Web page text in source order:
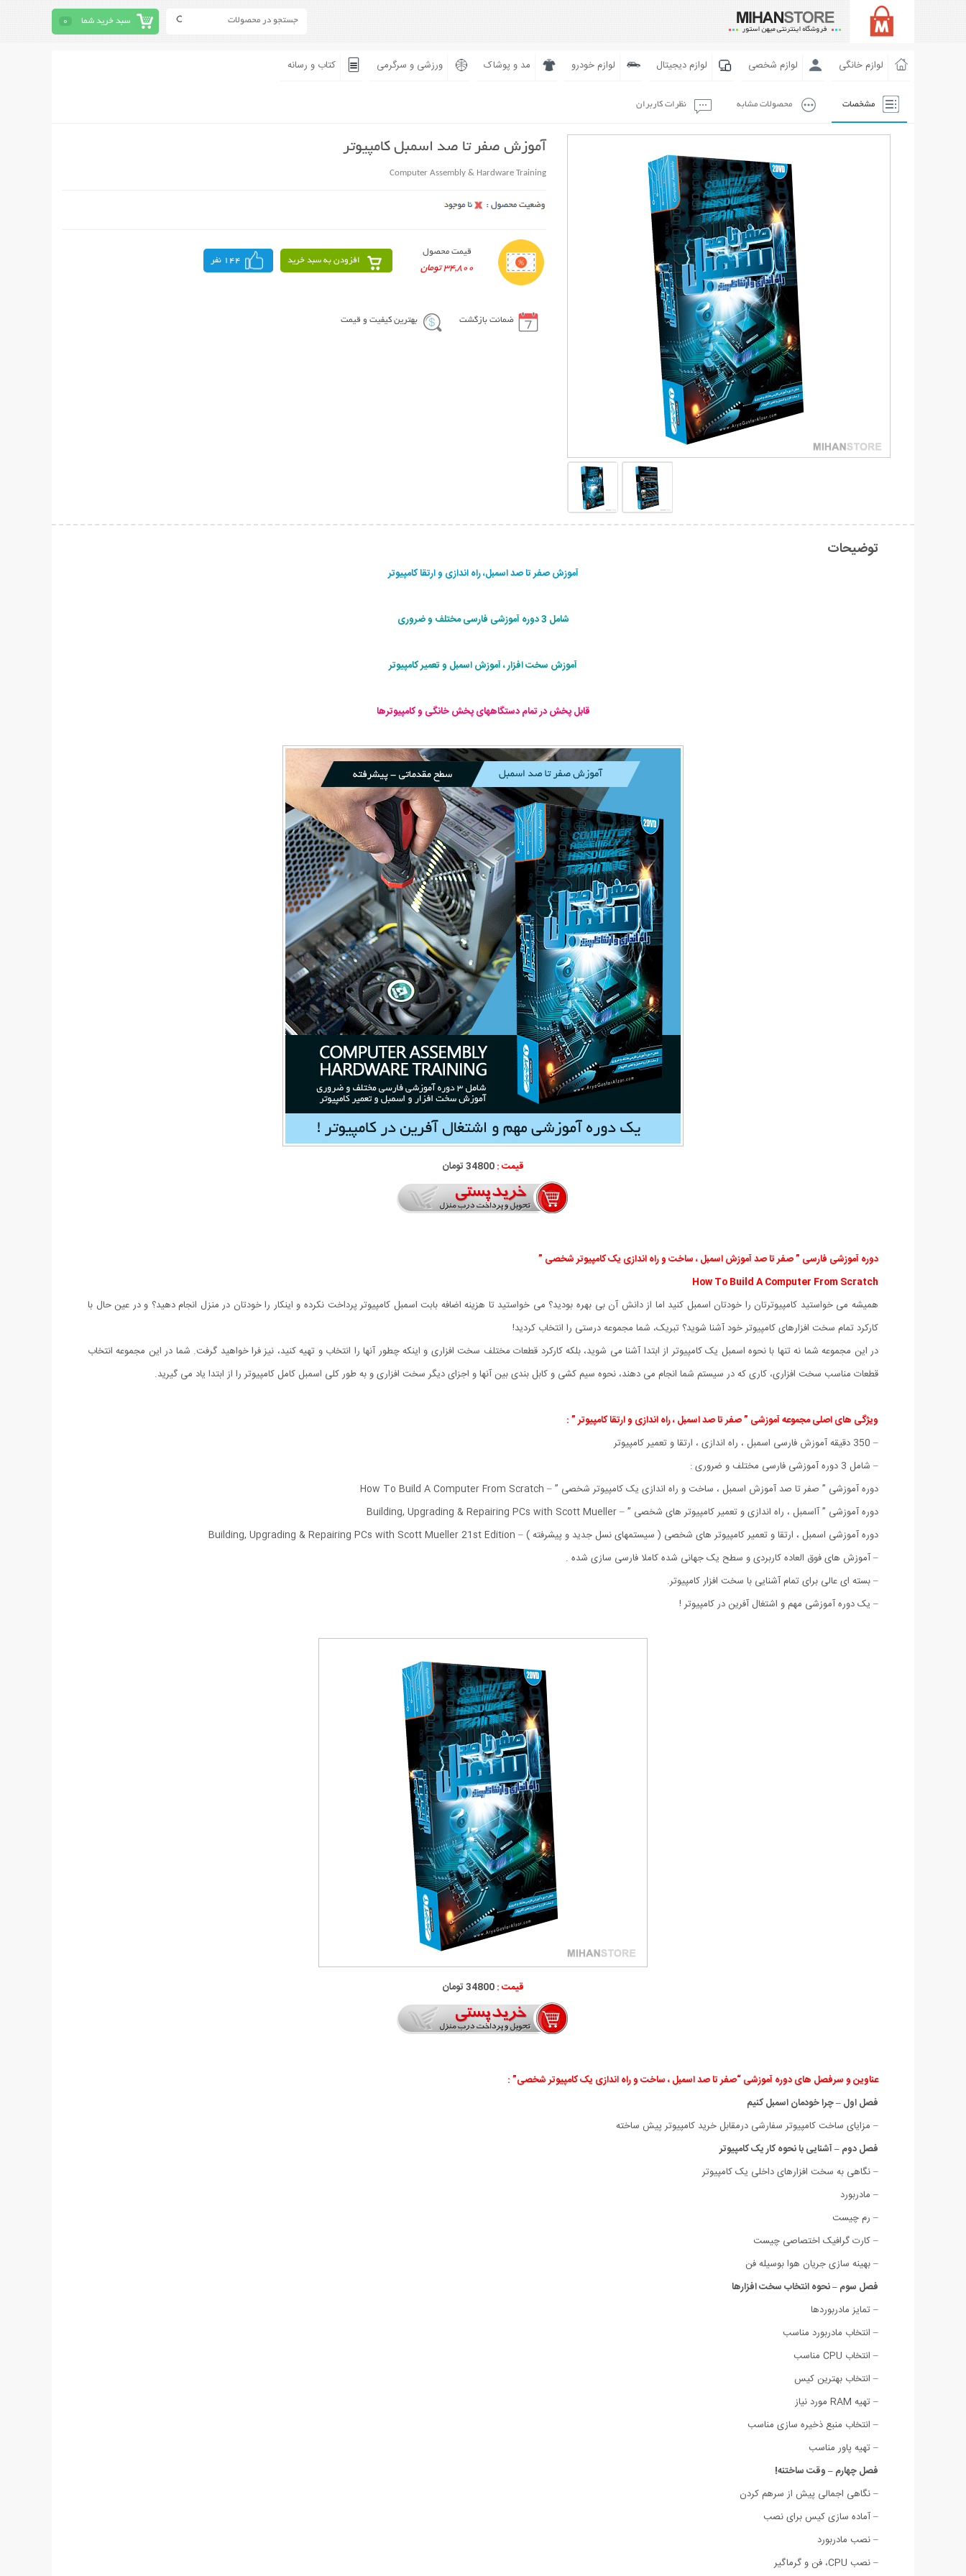
سبد خرید شما 0
لوازم خانگی لوازم شخصی لوازم دیجیتال لوازم خودرو مد و پوشاک ورزشی و سرگرمی کتاب و رسانه
مشخصات محصولات مشابه نظرات کاربران
آموزش صفر تا صد اسمبل کامپیوتر
Computer Assembly & Hardware Training
قیمت محصول
34,800 تومان
افزودن به سبد خرید 144 نفر
ضمانت بازگشت بهترین کیفیت و قیمت
توضیحات
آموزش صفر تا صد اسمبل، راه اندازی و ارتقا کامپیوتر
شامل 3 دوره آموزشی فارسی مختلف و ضروری
آموزش سخت افزار ، آموزش اسمبل و تعمیر کامپیوتر
قابل پخش در تمام دستگاههای پخش خانگی و کامپیوترها
قیمت :34800 تومان
دوره آموزشی فارسی ” صفر تا صد آموزش اسمبل ، ساخت و راه اندازی یک کامپیوتر شخصی ”
How To Build A Computer From Scratch
همیشه می خواستید کامپیوترتان را خودتان اسمبل کنید اما از دانش آن بی بهره بودید؟ می خواستید تا هزینه اضافه بابت اسمبل کامپیوتر پرداخت نکرده و اینکار را خودتان در منزل انجام دهید؟ و در عین حال با
کارکرد تمام سخت افزارهای کامپیوتر خود آشنا شوید؟ تبریک، شما مجموعه درستی را انتخاب کردید!
در این مجموعه شما نه تنها با نحوه اسمبل یک کامپیوتر از ابتدا آشنا می شوید، بلکه کارکرد قطعات مختلف سخت افزاری و اینکه چطور آنها را انتخاب و تهیه کنید، نیز فرا خواهید گرفت. شما در این مجموعه انتخاب
قطعات مناسب سخت افزاری، کاری که در سیستم شما انجام می دهند، نحوه سیم کشی و کابل بندی بین آنها و اجزای دیگر سخت افزاری و به طور کلی اسمبل کامل کامپیوتر را از ابتدا یاد می گیرید.
ویژگی های اصلی مجموعه آموزشی ” صفر تا صد اسمبل ، راه اندازی و ارتقا کامپیوتر ” :
– 350 دقیقه آموزش فارسی اسمبل ، راه اندازی ، ارتقا و تعمیر کامپیوتر
– شامل 3 دوره آموزشی فارسی مختلف و ضروری :
دوره آموزشی ” صفر تا صد آموزش اسمبل ، ساخت و راه اندازی یک کامپیوتر شخصی ” – How To Build A Computer From Scratch
دوره آموزشی ” آاسمبل ، راه اندازی و تعمیر کامپیوتر های شخصی ” – Building, Upgrading & Repairing PCs with Scott Mueller
دوره آموزشی اسمبل ، ارتقا و تعمیر کامپیوتر های شخصی ( سیستمهای نسل جدید و پیشرفته ) – Building, Upgrading & Repairing PCs with Scott Mueller 21st Edition
– آموزش های فوق العاده کاربردی و سطح یک جهانی شده کاملا فارسی سازی شده .
– بسته ای عالی برای تمام آشنایی با سخت افزار کامپیوتر.
– یک دوره آموزشی مهم و اشتغال آفرین در کامپیوتر !
قیمت :34800 تومان
عناوین و سرفصل های دوره آموزشی “صفر تا صد اسمبل ، ساخت و راه اندازی یک کامپیوتر شخصی” :
فصل اول – چرا خودمان اسمبل کنیم
– مزایای ساخت کامپیوتر سفارشی درمقابل خرید کامپیوتر پیش ساخته
فصل دوم – آشنایی با نحوه کار یک کامپیوتر
– نگاهی به سخت افزارهای داخلی یک کامپیوتر
– مادربورد
– رم چیست
– کارت گرافیک اختصاصی چیست
– بهینه سازی جریان هوا بوسیله فن
فصل سوم – نحوه انتخاب سخت افزارها
– تمایز مادربوردها
– انتخاب مادربورد مناسب
– انتخاب CPU مناسب
– انتخاب بهترین کیس
– تهیه RAM مورد نیاز
– انتخاب منبع ذخیره سازی مناسب
– تهیه پاور مناسب
فصل چهارم – وقت ساختنه!
– نگاهی اجمالی پیش از سرهم کردن
– آماده سازی کیس برای نصب
– نصب مادربورد
– نصب CPU، فن و گرماگیر